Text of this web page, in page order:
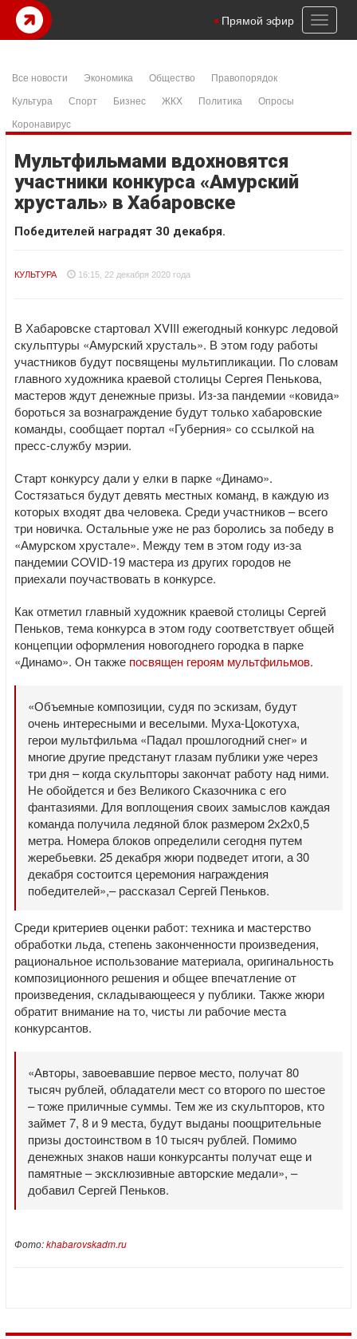
Toggle
Прямой эфир
Все новости Экономика Общество
Правопорядок
Культура
Спорт Бизнес ЖКХ Политика
Опросы
Коронавирус
Мультфильмами вдохновятся
участники конкурса «Амурский
хрусталь» в Хабаровске
Победителей наградят 30 декабря.
КУЛЬТУРА 16:15, 22 декабря 2020 года
В Хабаровске стартовал XVIII ежегодный конкурс ледовой
скульптуры «Амурский хрусталь». В этом году работы
участников будут посвящены мультипликации. По словам
главного художника краевой столицы Сергея Пенькова,
мастеров ждут денежные призы. Из-за пандемии «ковида»
бороться за вознаграждение будут только хабаровские
команды, сообщает портал «Губерния» со ссылкой на
пресс-службу мэрии.
Старт конкурсу дали у елки в парке «Динамо».
Состязаться будут девять местных команд, в каждую из
которых входят два человека. Среди участников – всего
три новичка. Остальные уже не раз боролись за победу в
«Амурском хрустале». Между тем в этом году из-за
пандемии COVID-19 мастера из других городов не
приехали поучаствовать в конкурсе.
Как отметил главный художник краевой столицы Сергей
Пеньков, тема конкурса в этом году соответствует общей
концепции оформления новогоднего городка в парке
«Динамо». Он также посвящен героям мультфильмов.
«Объемные композиции, судя по эскизам, будут
очень интересными и веселыми. Муха-Цокотуха,
герои мультфильма «Падал прошлогодний снег» и
многие другие предстанут глазам публики уже через
три дня – когда скульпторы закончат работу над ними.
Не обойдется и без Великого Сказочника с его
фантазиями. Для воплощения своих замыслов каждая
команда получила ледяной блок размером 2х2х0,5
метра. Номера блоков определили сегодня путем
жеребьевки. 25 декабря жюри подведет итоги, а 30
декабря состоится церемония награждения
победителей»,– рассказал Сергей Пеньков.
Среди критериев оценки работ: техника и мастерство
обработки льда, степень законченности произведения,
рациональное использование материала, оригинальность
композиционного решения и общее впечатление от
произведения, складывающееся у публики. Также жюри
обратит внимание на то, чисты ли рабочие места
конкурсантов.
«Авторы, завоевавшие первое место, получат 80
тысяч рублей, обладатели мест со второго по шестое
– тоже приличные суммы. Тем же из скульпторов, кто
займет 7, 8 и 9 места, будут выданы поощрительные
призы достоинством в 10 тысяч рублей. Помимо
денежных знаков наши конкурсанты получат еще и
памятные – эксклюзивные авторские медали», –
добавил Сергей Пеньков.
Фото:khabarovskadm.ru